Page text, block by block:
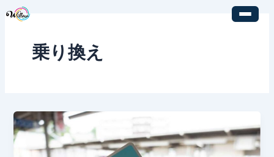
乗り換え